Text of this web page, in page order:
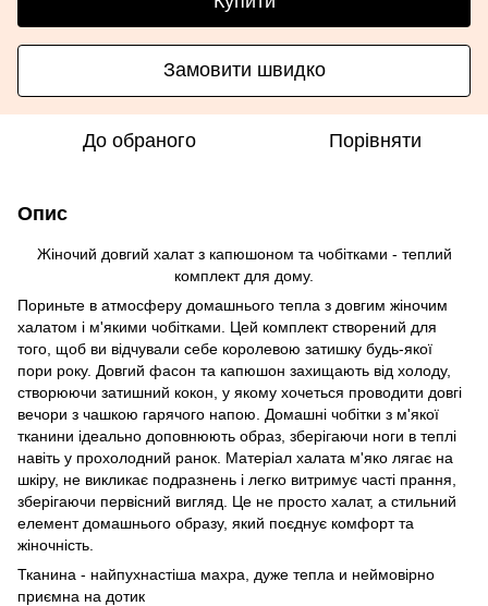
Замовити швидко
До обраного Порівняти
Опис
Жіночий довгий халат з капюшоном та чобітками - теплий
комплект для дому.
Пориньте в атмосферу домашнього тепла з довгим жіночим
халатом і м'якими чобітками. Цей комплект створений для
того, щоб ви відчували себе королевою затишку будь-якої
пори року. Довгий фасон та капюшон захищають від холоду,
створюючи затишний кокон, у якому хочеться проводити довгі
вечори з чашкою гарячого напою. Домашні чобітки з м'якої
тканини ідеально доповнюють образ, зберігаючи ноги в теплі
навіть у прохолодний ранок. Матеріал халата м'яко лягає на
шкіру, не викликає подразнень і легко витримує часті прання,
зберігаючи первісний вигляд. Це не просто халат, а стильний
елемент домашнього образу, який поєднує комфорт та
жіночність.
Тканина - найпухнастіша махра, дуже тепла и неймовірно
приємна на дотик